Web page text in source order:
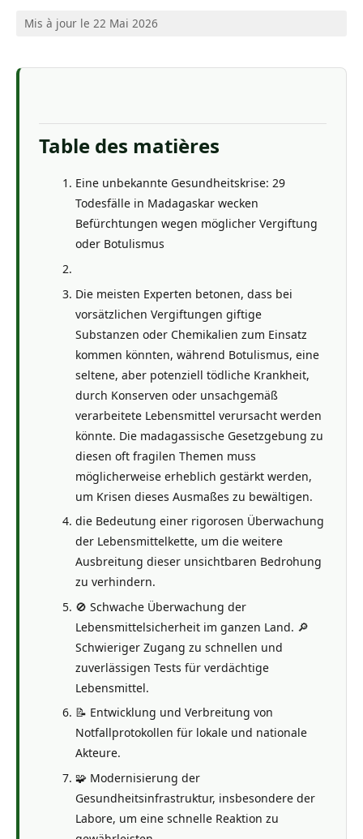
Mis à jour le 22 Mai 2026
Table des matières
Eine unbekannte Gesundheitskrise: 29
Todesfälle in Madagaskar wecken
Befürchtungen wegen möglicher Vergiftung
oder Botulismus
Die meisten Experten betonen, dass bei
vorsätzlichen Vergiftungen giftige
Substanzen oder Chemikalien zum Einsatz
kommen könnten, während Botulismus, eine
seltene, aber potenziell tödliche Krankheit,
durch Konserven oder unsachgemäß
verarbeitete Lebensmittel verursacht werden
könnte. Die madagassische Gesetzgebung zu
diesen oft fragilen Themen muss
möglicherweise erheblich gestärkt werden,
um Krisen dieses Ausmaßes zu bewältigen.
die Bedeutung einer rigorosen Überwachung
der Lebensmittelkette, um die weitere
Ausbreitung dieser unsichtbaren Bedrohung
zu verhindern.
🚫 Schwache Überwachung der
Lebensmittelsicherheit im ganzen Land. 🔎
Schwieriger Zugang zu schnellen und
zuverlässigen Tests für verdächtige
Lebensmittel.
📝 Entwicklung und Verbreitung von
Notfallprotokollen für lokale und nationale
Akteure.
🧩 Modernisierung der
Gesundheitsinfrastruktur, insbesondere der
Labore, um eine schnelle Reaktion zu